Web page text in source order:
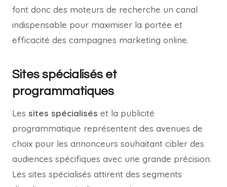
font donc des moteurs de recherche un canal
indispensable pour maximiser la portée et
efficacité des campagnes marketing online.
Sites spécialisés et
programmatiques
Les sites spécialisés et la publicité
programmatique représentent des avenues de
choix pour les annonceurs souhaitant cibler des
audiences spécifiques avec une grande précision.
Les sites spécialisés attirent des segments